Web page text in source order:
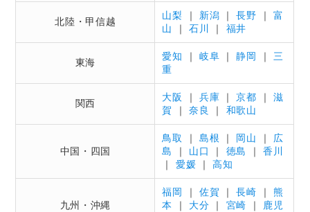
北陸・甲信越
山梨 ｜ 新潟 ｜長野 ｜ 富
山
｜石川 ｜ 福井
東海
愛知 ｜ 岐阜 ｜静岡 ｜ 三
重
関西
大阪 ｜ 兵庫 ｜京都 ｜ 滋
賀
｜奈良 ｜ 和歌山
中国・四国
鳥取 ｜ 島根 ｜ 岡山 ｜ 広
島
｜ 山口 ｜ 徳島 ｜香川
｜ 愛媛 ｜高知
九州・沖縄
福岡 ｜ 佐賀 ｜長崎 ｜ 熊
本
｜ 大分 ｜ 宮崎 ｜ 鹿児